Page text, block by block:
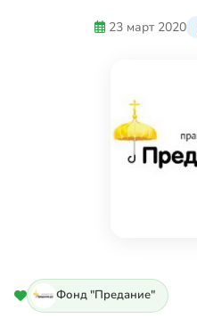
23 март 2020
Фонд "Предание"